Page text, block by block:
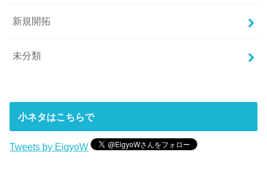
新規開拓
未分類
小ネタはこちらで
Tweets by EigyoW